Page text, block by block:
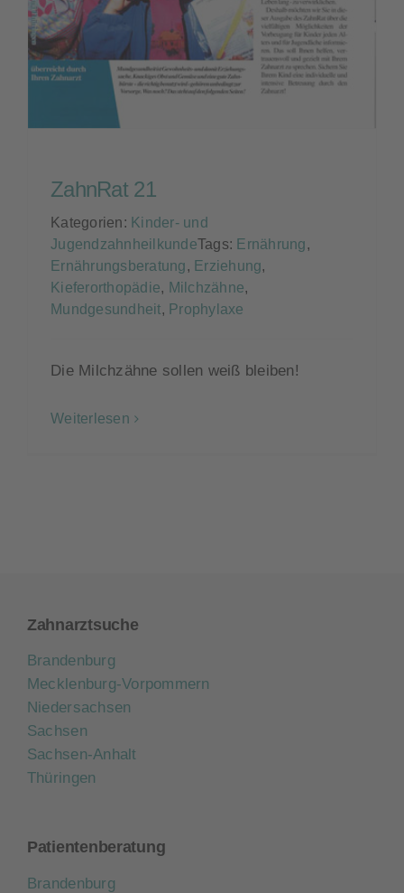
Kontakt
ZahnRat 21
Kategorien: Kinder- und
JugendzahnheilkundeTags: Ernährung,
Ernährungsberatung, Erziehung,
Kieferorthopädie, Milchzähne,
Mundgesundheit, Prophylaxe
Die Milchzähne sollen weiß bleiben!
Weiterlesen
Zahnarztsuche
Brandenburg
Mecklenburg-Vorpommern
Niedersachsen
Sachsen
Sachsen-Anhalt
Thüringen
Patientenberatung
Brandenburg